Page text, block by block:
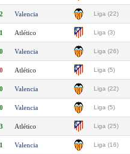
Valencia Liga (22)
Atlético Liga (3)
Valencia Liga (26)
Atlético Liga (5)
Valencia Liga (22)
Valencia Liga (5)
Atlético Liga (25)
Valencia Liga (16)